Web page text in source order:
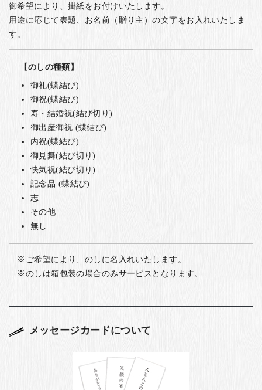
御希望により、掛紙をお付けいたします。
用途に応じて表題、お名前（贈り主）の文字をお入れいたしま
す。
【のしの種類】
御礼(蝶結び)
御祝(蝶結び)
寿・結婚祝(結び切り)
御出産御祝 (蝶結び)
内祝(蝶結び)
御見舞(結び切り)
快気祝(結び切り)
記念品 (蝶結び)
志
その他
無し
ご希望により、のしに名入れいたします。
のしは箱包装の場合のみサービスとなります。
メッセージカードについて